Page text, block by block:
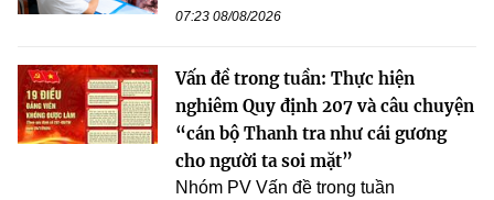
07:23 08/08/2026
Vấn đề trong tuần: Thực hiện
nghiêm Quy định 207 và câu chuyện
“cán bộ Thanh tra như cái gương
cho người ta soi mặt”
Nhóm PV Vấn đề trong tuần